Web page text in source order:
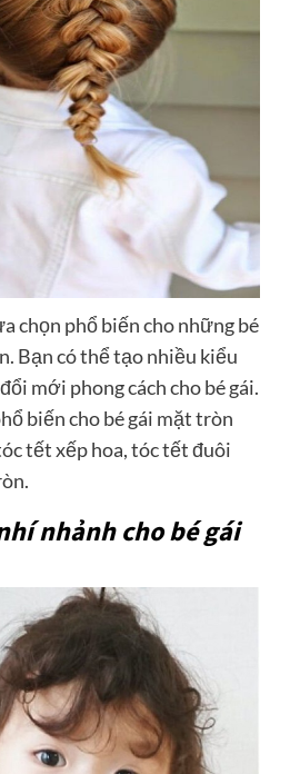
chọn phổ biến cho những bé
Bạn có thể tạo nhiều kiểu
mới phong cách cho bé gái.
biến cho bé gái mặt tròn
tết xếp hoa, tóc tết đuôi
nhảnh cho bé gái